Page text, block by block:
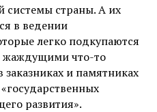
системы страны. А их
в ведении
легко подкупаются
что-то
и памятниках
развития».